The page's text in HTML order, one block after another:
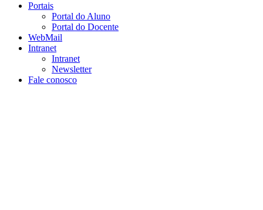
Portais
Portal do Aluno
Portal do Docente
WebMail
Intranet
Intranet
Newsletter
Fale conosco